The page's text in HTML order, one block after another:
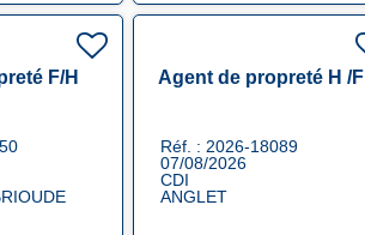
F/H Agent de propreté H /F
Réf. : 2026-18089
07/08/2026
CDI
ANGLET